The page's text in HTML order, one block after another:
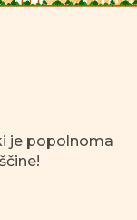
je popolnoma